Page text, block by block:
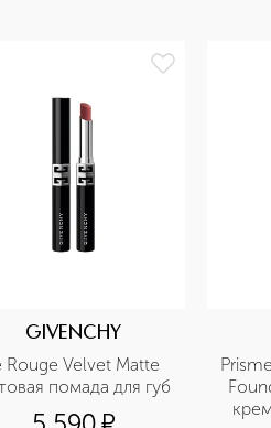
GIVENCHY
Rouge Velvet Matte